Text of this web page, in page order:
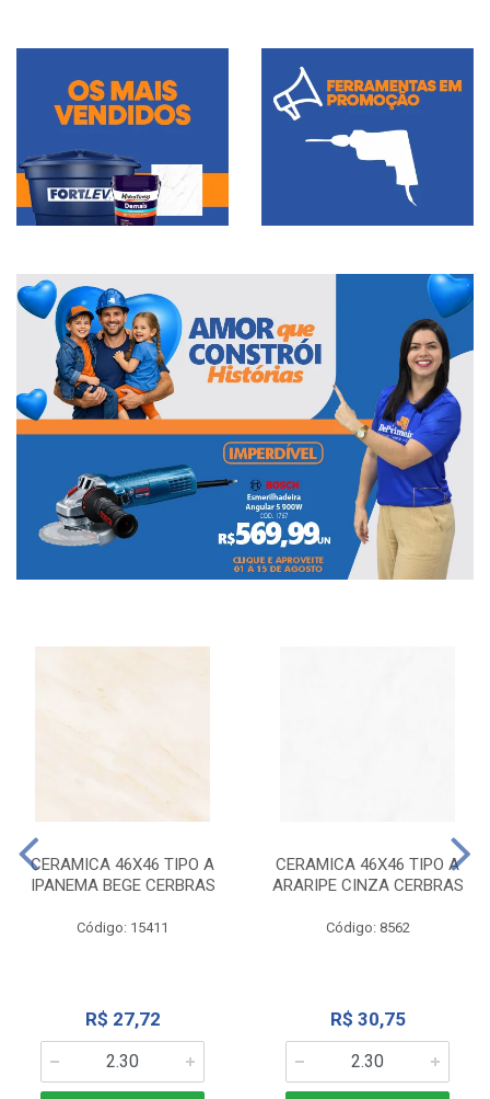
CERAMICA 46X46 TIPO A
IPANEMA BEGE CERBRAS
Código: 15411
R$ 27,72
CERAMICA 46X46 TIPO A
ARARIPE CINZA CERBRAS
Código: 8562
R$ 30,75